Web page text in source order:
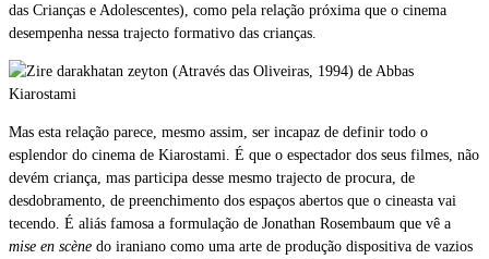
das Crianças e Adolescentes), como pela relação próxima que o cinema
desempenha nessa trajecto formativo das crianças.
Mas esta relação parece, mesmo assim, ser incapaz de definir todo o
esplendor do cinema de Kiarostami. É que o espectador dos seus filmes, não
devém criança, mas participa desse mesmo trajecto de procura, de
desdobramento, de preenchimento dos espaços abertos que o cineasta vai
tecendo. É aliás famosa a formulação de Jonathan Rosembaum que vê a
mise en scène do iraniano como uma arte de produção dispositiva de vazios